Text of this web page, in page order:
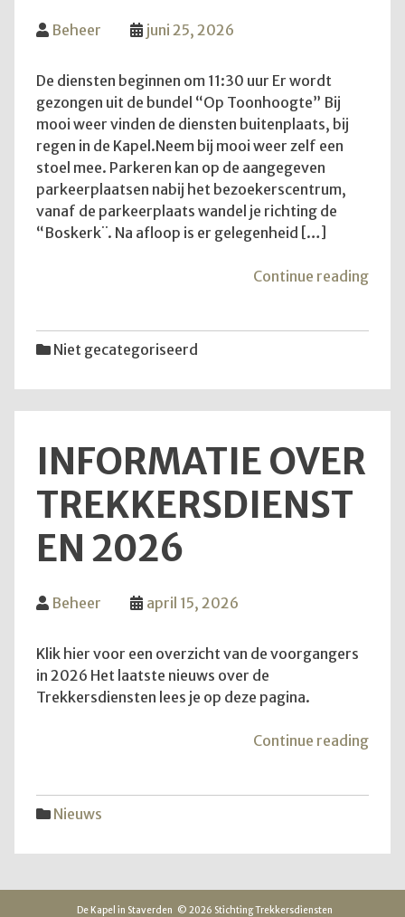
Beheer juni 25, 2026
De diensten beginnen om 11:30 uur Er wordt
gezongen uit de bundel “Op Toonhoogte” Bij
mooi weer vinden de diensten buitenplaats, bij
regen in de Kapel.Neem bij mooi weer zelf een
stoel mee. Parkeren kan op de aangegeven
parkeerplaatsen nabij het bezoekerscentrum,
vanaf de parkeerplaats wandel je richting de
“Boskerk¨. Na afloop is er gelegenheid […]
Continue reading
Niet gecategoriseerd
INFORMATIE OVER
TREKKERSDIENST
EN 2026
Beheer april 15, 2026
Klik hier voor een overzicht van de voorgangers
in 2026 Het laatste nieuws over de
Trekkersdiensten lees je op deze pagina.
Continue reading
Nieuws
De Kapel in Staverden © 2026 Stichting Trekkersdiensten